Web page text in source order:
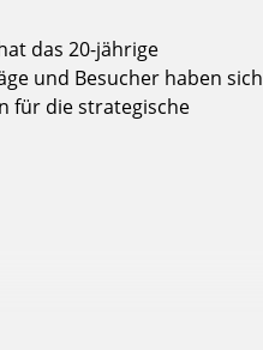
das 20-jährige
und Besucher haben sich
für die strategische